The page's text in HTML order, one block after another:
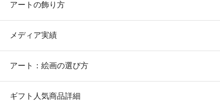
アートの飾り方
メディア実績
アート：絵画の選び方
ギフト人気商品詳細